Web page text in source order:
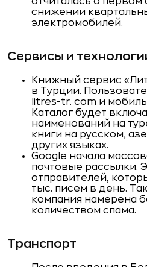
снижении
электромобилей.
Сервисы и
Книжный сервис
в Турции.
litres-tr. com и
Каталог будет
наименований на
книги на русском,
других языках.
Google начала
почтовые рассылки.
отправителей,
тыс. писем в день.
компания намерена
количеством спама.
Транспорт